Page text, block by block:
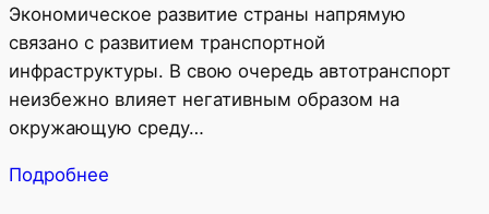
Экономическое развитие страны напрямую
связано с развитием транспортной
инфраструктуры. В свою очередь автотранспорт
неизбежно влияет негативным образом на
окружающую среду…
Подробнее